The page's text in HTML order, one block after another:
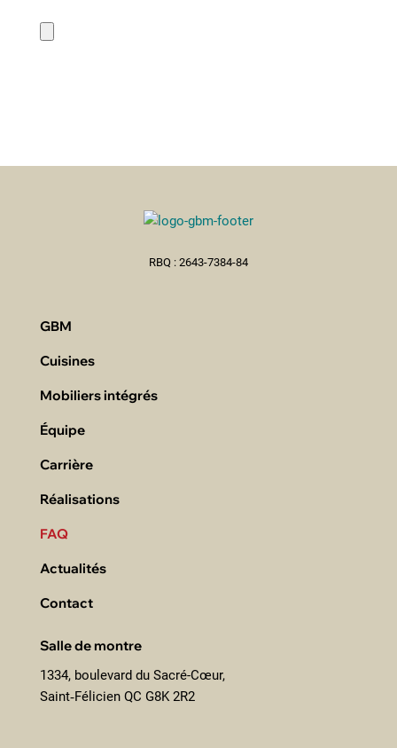
RBQ : 2643-7384-84
GBM
Cuisines
Mobiliers intégrés
Équipe
Carrière
Réalisations
FAQ
Actualités
Contact
Salle de montre
1334, boulevard du Sacré-Cœur,
Saint‑Félicien QC G8K 2R2